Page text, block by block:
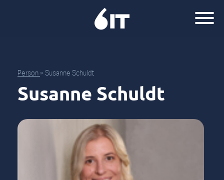
Person » Susanne Schuldt
Susanne Schuldt